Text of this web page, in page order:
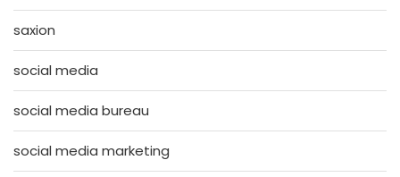
saxion
social media
social media bureau
social media marketing